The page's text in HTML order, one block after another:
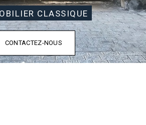
CLASSIQUE
CONTACTEZ-NOUS